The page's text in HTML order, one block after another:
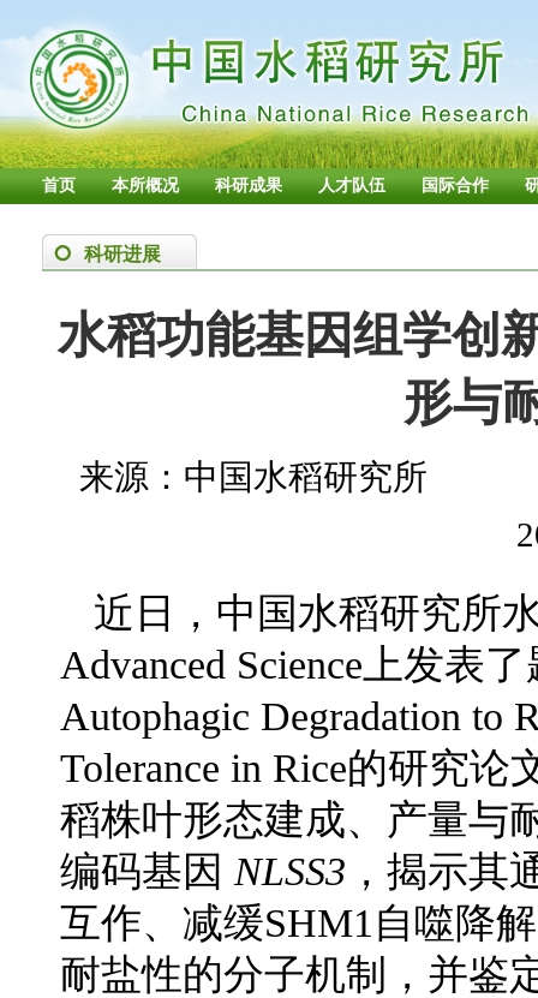
首页 本所概况 科研成果 人才队伍 国际合作
科研进展
水稻功能基因组学创
形与
来源：中国水稻研究所
近日，中国水稻研究所
Advanced Science上发表
Autophagic Degradation to
Tolerance in Rice的研究
稻株叶形态建成、产量与
编码基因 NLSS3 ，揭示其
互作、减缓SHM1自噬降
耐盐性的分子机制，并鉴